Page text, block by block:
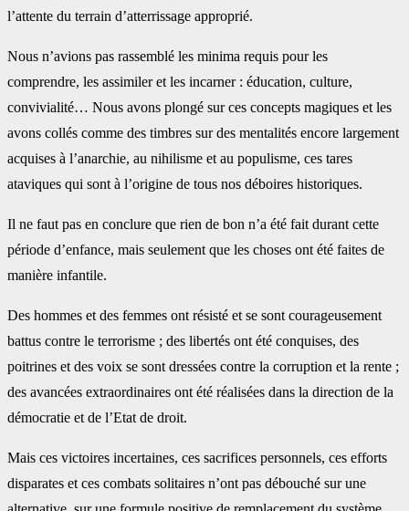
l’attente du terrain d’atterrissage approprié.
Nous n’avions pas rassemblé les minima requis pour les
comprendre, les assimiler et les incarner : éducation, culture,
convivialité… Nous avons plongé sur ces concepts magiques et les
avons collés comme des timbres sur des mentalités encore largement
acquises à l’anarchie, au nihilisme et au populisme, ces tares
ataviques qui sont à l’origine de tous nos déboires historiques.
Il ne faut pas en conclure que rien de bon n’a été fait durant cette
période d’enfance, mais seulement que les choses ont été faites de
manière infantile.
Des hommes et des femmes ont résisté et se sont courageusement
battus contre le terrorisme ; des libertés ont été conquises, des
poitrines et des voix se sont dressées contre la corruption et la rente ;
des avancées extraordinaires ont été réalisées dans la direction de la
démocratie et de l’Etat de droit.
Mais ces victoires incertaines, ces sacrifices personnels, ces efforts
disparates et ces combats solitaires n’ont pas débouché sur une